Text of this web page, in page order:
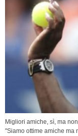
Migliori amiche, sì, ma
"Siamo ottime amiche ma